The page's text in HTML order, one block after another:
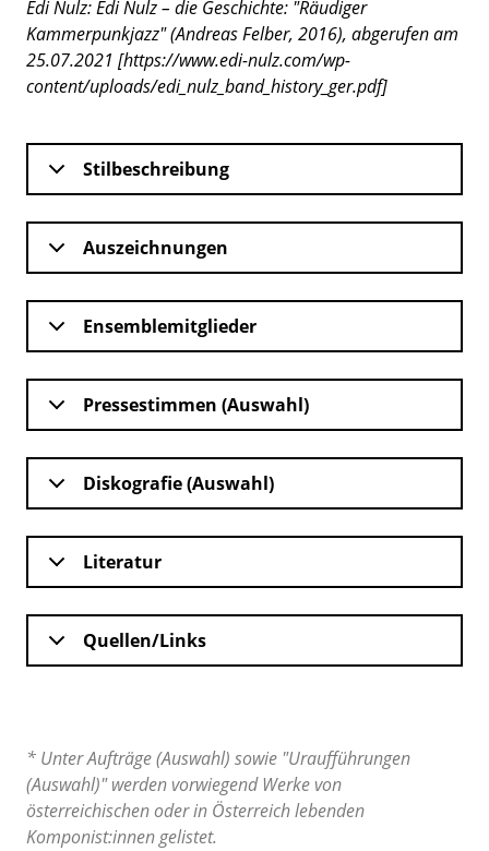
Edi Nulz: Edi Nulz – die Geschichte: "Räudiger
Kammerpunkjazz" (Andreas Felber, 2016), abgerufen am
25.07.2021 [https://www.edi-nulz.com/wp-
content/uploads/edi_nulz_band_history_ger.pdf]
Stilbeschreibung
Auszeichnungen
Ensemblemitglieder
Pressestimmen (Auswahl)
Diskografie (Auswahl)
Literatur
Quellen/Links
* Unter Aufträge (Auswahl) sowie "Uraufführungen
(Auswahl)" werden vorwiegend Werke von
österreichischen oder in Österreich lebenden
Komponist:innen gelistet.